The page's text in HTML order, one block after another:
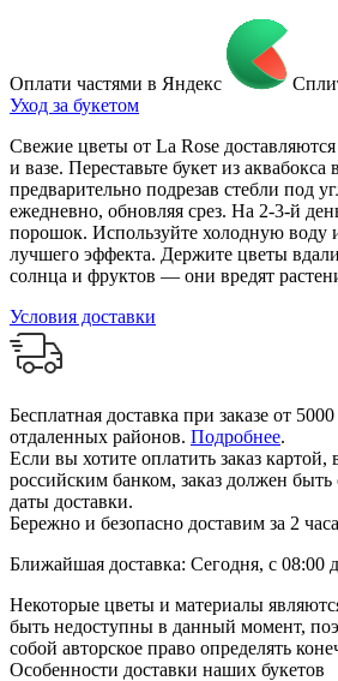
Оплати частями в Яндекс
Уход за букетом
Свежие цветы от La Rose
и вазе. Переставьте букет из аквабокса
предварительно подрезав стебли под
ежедневно, обновляя срез. На 2-3-й
порошок. Используйте холодную воду
лучшего эффекта. Держите цветы
солнца и фруктов — они вредят
Условия доставки
Бесплатная доставка при заказе от
отдаленных районов. Подробнее.
Если вы хотите оплатить заказ
российским банком, заказ должен
даты доставки.
Бережно и безопасно доставим за 2
Ближайшая доставка: Сегодня, с 08:00
Некоторые цветы и материалы
быть недоступны в данный момент,
собой авторское право определять
Особенности доставки наших букетов